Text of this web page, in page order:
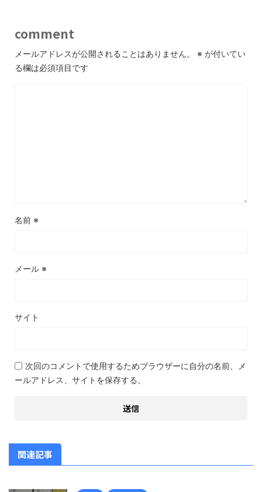
comment
メールアドレスが公開されることはありません。 ※ が付いてい
る欄は必須項目です
名前 ※
メール ※
サイト
次回のコメントで使用するためブラウザーに自分の名前、メ
ールアドレス、サイトを保存する。
関連記事